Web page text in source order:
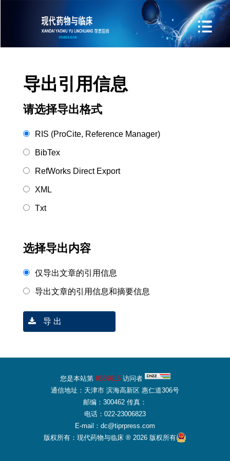
导出引用信息
请选择导出格式
RIS (ProCite, Reference Manager)
BibTex
RefWorks Direct Export
XML
Txt
选择导出内容
仅导出文章的引用信息
导出文章的引用信息和摘要信息
导 出
您是本站第 8559615访问者
通信地址：天津市 滨海高新区 惠仁道306号
邮编：300462 传真：
电话：022-23006823
E-mail：dc@tiprpress.com
版权所有：现代药物与临床 ® 2026 版权所有